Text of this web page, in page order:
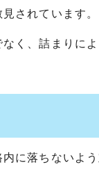
されています。
く、詰まりに
に落ちないよう